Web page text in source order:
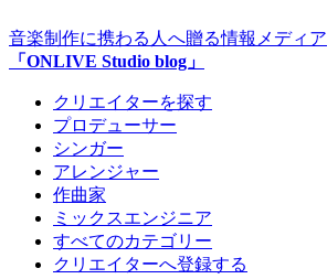
音楽制作に携わる人へ贈る情報メディア
「ONLIVE Studio blog」
クリエイターを探す
プロデューサー
シンガー
アレンジャー
作曲家
ミックスエンジニア
すべてのカテゴリー
クリエイターへ登録する